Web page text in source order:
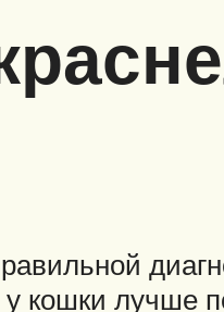
кошки лучше